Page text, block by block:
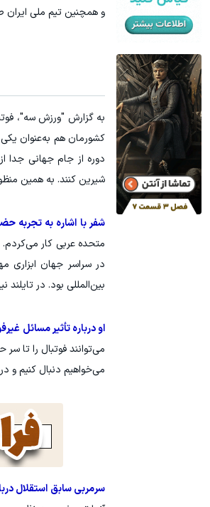
و همچنین تیم ملی
کشورمان هم به‌عنوان یکی
دوره از جام جهانی جدا
شیرین کنند. به همین
شفر با اشاره به تجربه
متحده عربی کار می‌کردم.
در سراسر جهان ابزاری
بین‌المللی بود. در
او درباره تأثیر مسائل
می‌توانند فوتبال را تا
می‌خواهیم دنبال کنیم و
سرمربی سابق استقلال